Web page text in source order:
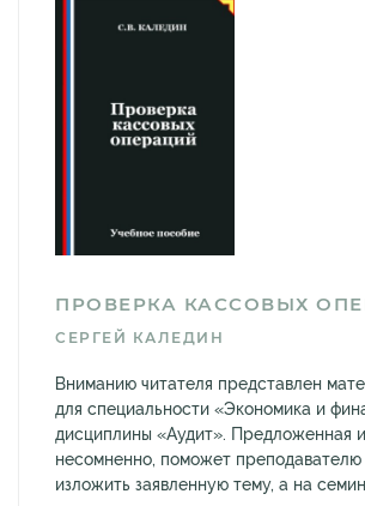
ПРОВЕРКА КАССОВЫХ
СЕРГЕЙ КАЛЕДИН
Вниманию читателя представлен
для специальности «Экономика и
дисциплины «Аудит». Предложенная
несомненно, поможет преподавателю
изложить заявленную тему, а на